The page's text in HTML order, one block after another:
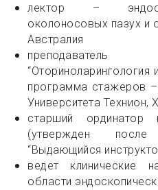
лектор –
околоносовых пазух и
Австралия
программа стажеров –
Университета Технион,
старший ординатор
(утвержден
“Выдающийся
ведет клинические
области